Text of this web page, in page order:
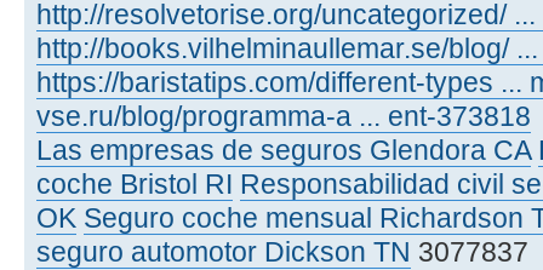
http://resolvetorise.org/uncategorized/
http://books.vilhelminaullemar.se/blog/
https://baristatips.com/different-types ...
vse.ru/blog/programma-a ... ent-373818
Las empresas de seguros Glendora CA
coche Bristol RI Responsabilidad civil
OK Seguro coche mensual Richardson
seguro automotor Dickson TN 3077837